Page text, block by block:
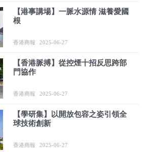
【港事講場】一脈水源情 滋養愛國
根
香港商報 2025-06-27
【香港脈搏】從控煙十招反思跨部
門協作
香港商報 2025-06-27
【學研集】以開放包容之姿引領全
球技術創新
香港商報 2025-06-27